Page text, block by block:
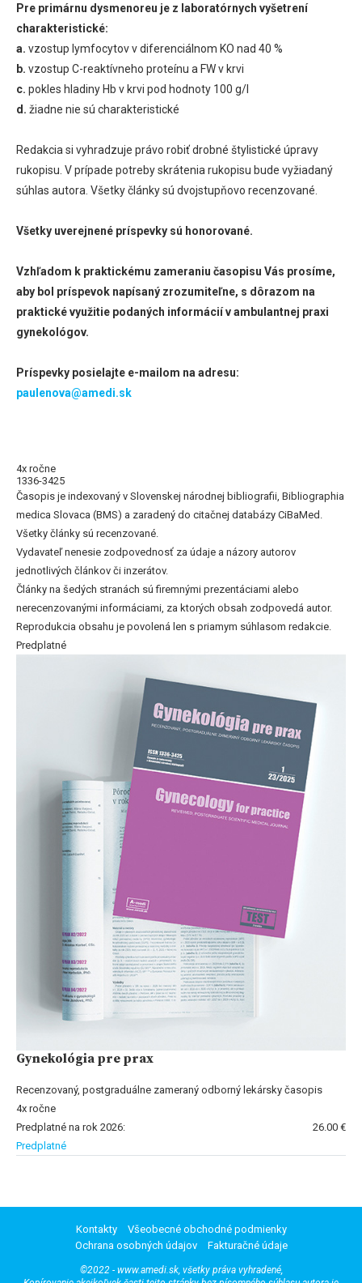
Pre primárnu dysmenoreu je z laboratórnych vyšetrení
charakteristické:
a. vzostup lymfocytov v diferenciálnom KO nad 40 %
b. vzostup C-reaktívneho proteínu a FW v krvi
c. pokles hladiny Hb v krvi pod hodnoty 100 g/l
d. žiadne nie sú charakteristické
Redakcia si vyhradzuje právo robiť drobné štylistické úpravy
rukopisu. V prípade potreby skrátenia rukopisu bude vyžiadaný
súhlas autora. Všetky články sú dvojstupňovo recenzované.
Všetky uverejnené príspevky sú honorované.
Vzhľadom k praktickému zameraniu časopisu Vás prosíme,
aby bol príspevok napísaný zrozumiteľne, s dôrazom na
praktické využitie podaných informácií v ambulantnej praxi
gynekológov.
Príspevky posielajte e-mailom na adresu:
paulenova@amedi.sk
4x ročne
1336-3425
Časopis je indexovaný v Slovenskej národnej bibliografii, Bibliographia
medica Slovaca (BMS) a zaradený do citačnej databázy CiBaMed.
Všetky články sú recenzované.
Vydavateľ nenesie zodpovednosť za údaje a názory autorov
jednotlivých článkov či inzerátov.
Články na šedých stranách sú firemnými prezentáciami alebo
nerecenzovanými informáciami, za ktorých obsah zodpovedá autor.
Reprodukcia obsahu je povolená len s priamym súhlasom redakcie.
Predplatné
Gynekológia pre prax
Recenzovaný, postgraduálne zameraný odborný lekársky časopis
4x ročne
Predplatné na rok 2026:
26.00 €
Predplatné
Kontakty
Všeobecné obchodné podmienky
Ochrana osobných údajov
Fakturačné údaje
©2022 - www.amedi.sk, všetky práva vyhradené,